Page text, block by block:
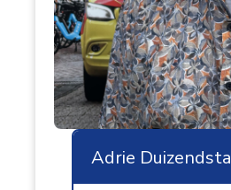
Adrie Duizendsta